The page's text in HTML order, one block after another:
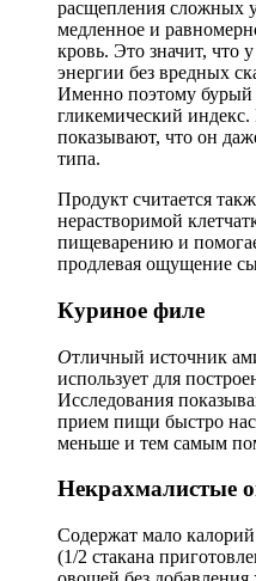
расщепления сложных
медленное и
кровь. Это значит, что
энергии без вредных
Именно поэтому бурый
гликемический
показывают, что он
типа.
Продукт считается
нерастворимой
пищеварению и
продлевая ощущение
Куриное филе
Отличный источник
использует для
Исследования
прием пищи быстро
меньше и тем самым
Некрахмалистые
Содержат мало
(1/2 стакана